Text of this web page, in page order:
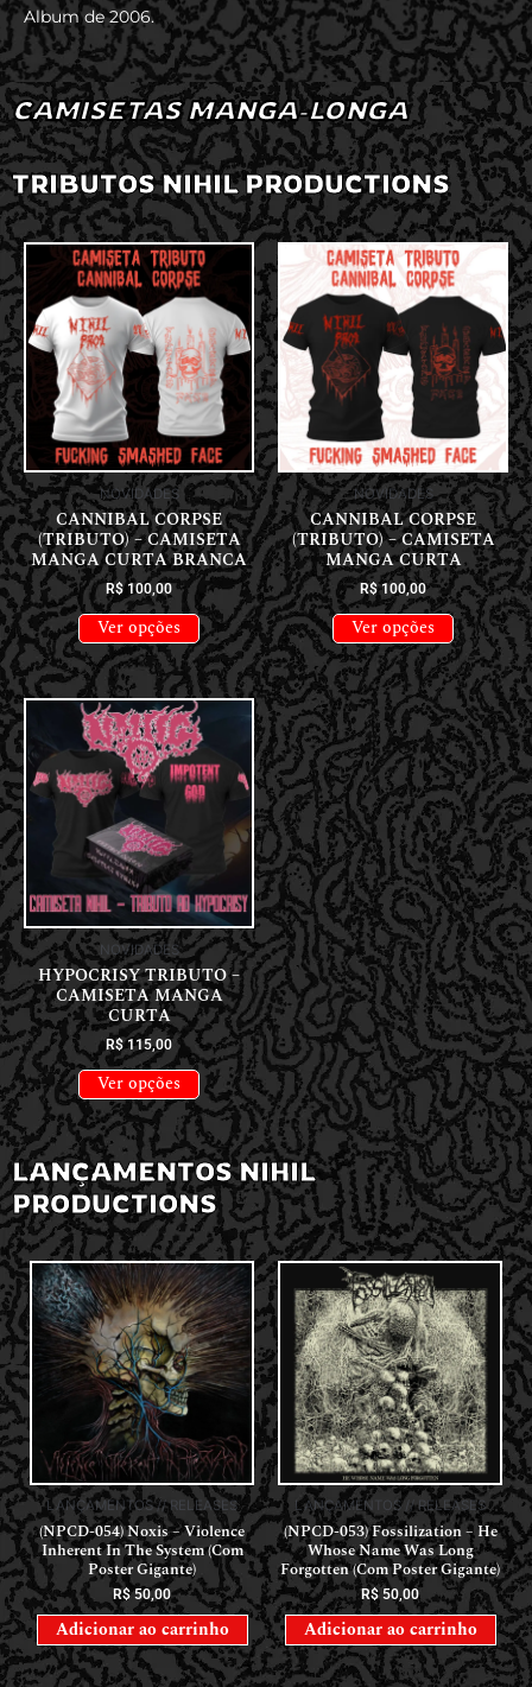
Album de 2006.
CAMISETAS MANGA-LONGA
TRIBUTOS NIHIL PRODUCTIONS
NOVIDADES
CANNIBAL CORPSE
(TRIBUTO) – CAMISETA
MANGA CURTA BRANCA
R$100,00
Ver opções
NOVIDADES
CANNIBAL CORPSE
(TRIBUTO) – CAMISETA
MANGA CURTA
R$100,00
Ver opções
NOVIDADES
HYPOCRISY TRIBUTO –
CAMISETA MANGA
CURTA
R$115,00
Ver opções
LANÇAMENTOS NIHIL
PRODUCTIONS
LANÇAMENTOS // RELEASES
(NPCD-054) Noxis – Violence
Inherent In The System (Com
Poster Gigante)
R$50,00
Adicionar ao carrinho
LANÇAMENTOS // RELEASES
(NPCD-053) Fossilization – He
Whose Name Was Long
Forgotten (Com Poster Gigante)
R$ 50,00
Adicionar ao carrinho